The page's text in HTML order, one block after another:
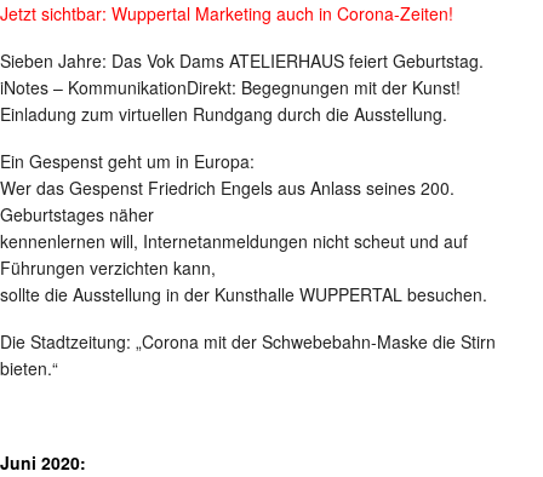
Jetzt sichtbar: Wuppertal Marketing auch in Corona-Zeiten!
Sieben Jahre: Das Vok Dams ATELIERHAUS feiert Geburtstag.
iNotes – KommunikationDirekt: Begegnungen mit der Kunst!
Einladung zum virtuellen Rundgang durch die Ausstellung.
Ein Gespenst geht um in Europa:
Wer das Gespenst Friedrich Engels aus Anlass seines 200.
Geburtstages näher
kennenlernen will, Internetanmeldungen nicht scheut und auf
Führungen verzichten kann,
sollte die Ausstellung in der Kunsthalle WUPPERTAL besuchen.
Die Stadtzeitung: „Corona mit der Schwebebahn-Maske die Stirn
bieten.“
Juni 2020: